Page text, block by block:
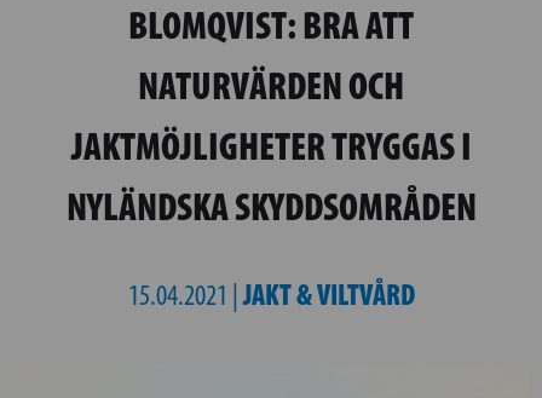
BLOMQVIST: BRA ATT
NATURVÄRDEN OCH
JAKTMÖJLIGHETER TRYGGAS I
NYLÄNDSKA SKYDDSOMRÅDEN
15.04.2021 |JAKT & VILTVÅRD